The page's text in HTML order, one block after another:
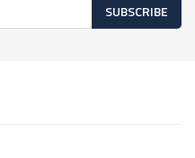
SUBSCRIBE